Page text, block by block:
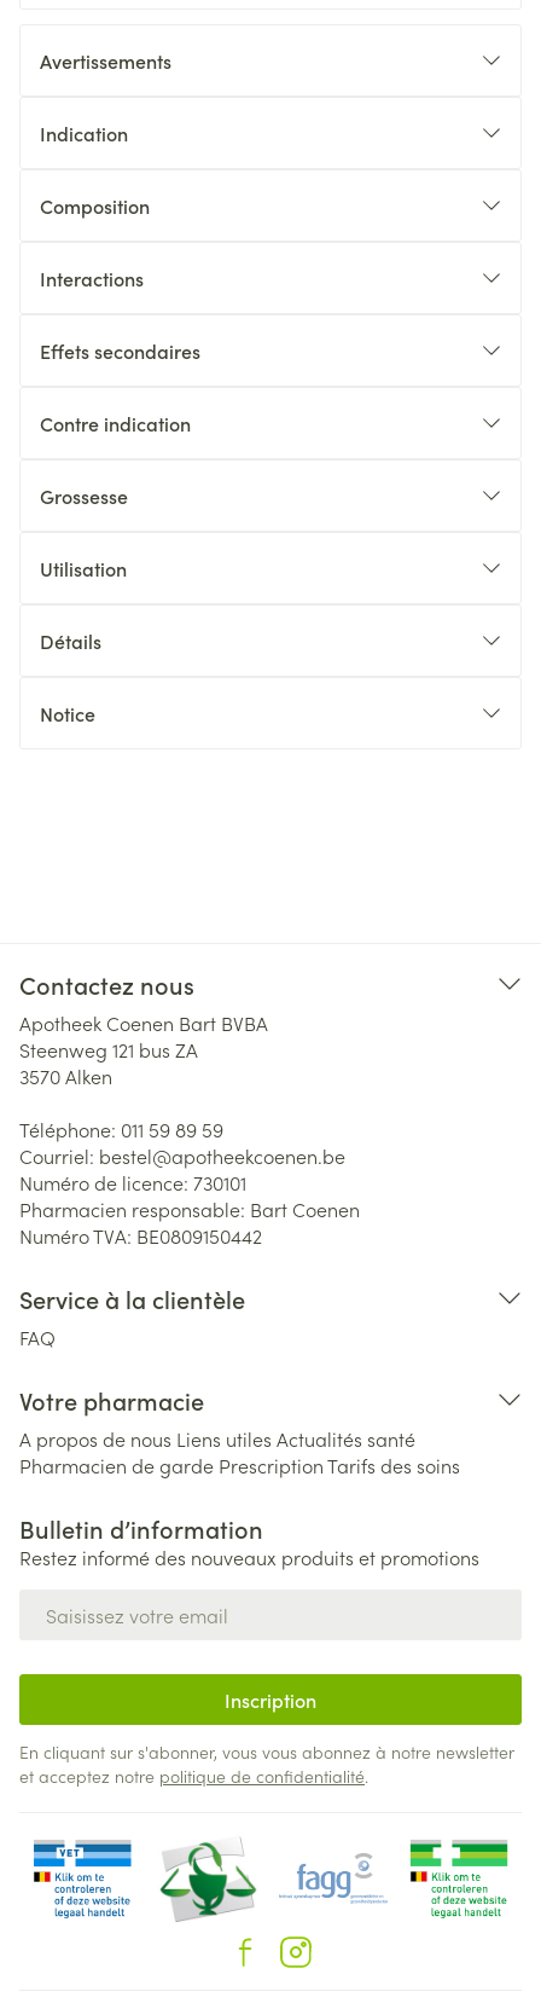
Avertissements
Indication
Composition
Interactions
Effets secondaires
Contre indication
Grossesse
Utilisation
Détails
Notice
Contactez nous
Apotheek Coenen Bart BVBA
Steenweg 121 bus ZA
3570Alken
Téléphone: 011 59 89 59
Courriel: bestel@apotheekcoenen.be
Numéro de licence: 730101
Pharmacien responsable: Bart Coenen
Numéro TVA: BE0809150442
Service à la clientèle
FAQ
Votre pharmacie
A propos de nous Liens utiles Actualités santé
Pharmacien de garde PrescriptionTarifs des soins
Bulletin d’information
Restez informé des nouveaux produits et promotions
Inscription
En cliquant sur s'abonner, vous vous abonnez à notre newsletter
et acceptez notre politique de confidentialité.